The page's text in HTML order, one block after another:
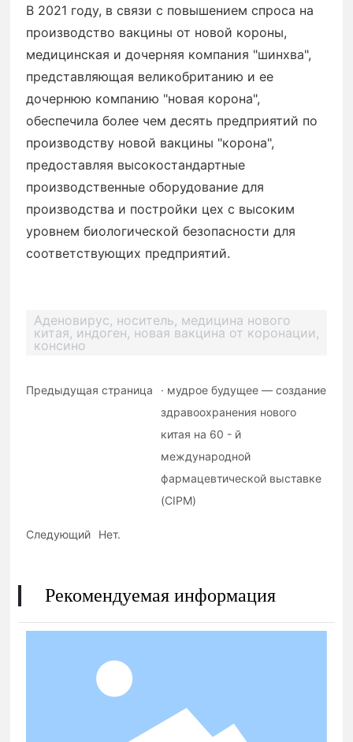
В 2021 году, в связи с повышением спроса на
производство вакцины от новой короны,
медицинская и дочерняя компания "шинхва",
представляющая великобританию и ее
дочернюю компанию "новая корона",
обеспечила более чем десять предприятий по
производству новой вакцины "корона",
предоставляя высокостандартные
производственные оборудование для
производства и постройки цех с высоким
уровнем биологической безопасности для
соответствующих предприятий.
Аденовирус, носитель, медицина нового
китая, индоген, новая вакцина от коронации,
консино
Предыдущая страница
· мудрое будущее — создание
здравоохранения нового
китая на 60 - й
международной
фармацевтической выставке
(CIPM)
Следующий Нет.
Рекомендуемая информация